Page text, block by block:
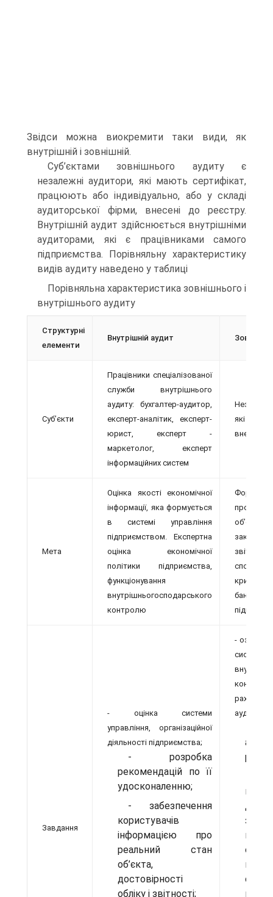
Звідси можна виокремити таки види, як
внутрішній і зовнішній.
Суб’єктами зовнішнього аудиту є
незалежні аудитори, які мають сертифікат,
працюють або індивідуально, або у складі
аудиторської фірми, внесені до реєстру.
Внутрішній аудит здійснюється внутрішніми
аудиторами, які є працівниками самого
підприємства. Порівняльну характеристику
видів аудиту наведено у таблиці
Порівняльна характеристика зовнішнього і
внутрішнього аудиту
Структурні
елементи
Внутрішній аудит
Суб’єкти
Працівники спеціалізованої
служби внутрішнього
аудиту: бухгалтер-аудитор,
експерт-аналітик, експерт-
юрист, експерт -
маркетолог, експерт
інформаційних систем
які
внесені
Мета
Оцінка якості економічної
інформації, яка формується
в системі управління
підприємством. Експертна
оцінка економічної
політики підприємства,
функціонування
внутрішньогосподарського
контролю
про
способу
Завдання
- оцінка системи
управління, організаційної
діяльності підприємства;
- розробка
рекомендацій по її
удосконаленню;
- забезпечення
користувачів
інформацією про
реальний стан
об’єкта,
достовірності
обліку і звітності;
-
рахунку
аудиту;